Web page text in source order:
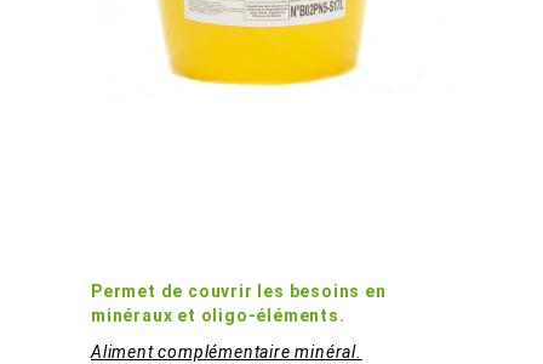
Permet de couvrir les besoins en
minéraux et oligo-éléments.
Aliment complémentaire minéral.